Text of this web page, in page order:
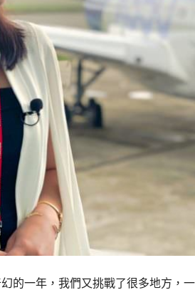
的一年，我們又挑戰了很多地方，